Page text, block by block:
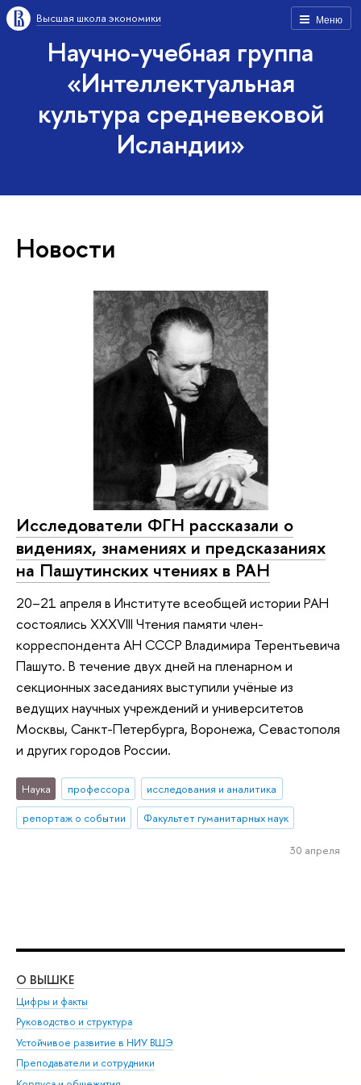
Меню
Высшая школа экономики
Научно-учебная группа
«Интеллектуальная
культура средневековой
Исландии»
Новости
Исследователи ФГН рассказали о
видениях, знамениях и предсказаниях
на Пашутинских чтениях в РАН
20–21 апреля в Институте всеобщей истории РАН
состоялись XXXVIII Чтения памяти член-
корреспондента АН СССР Владимира Терентьевича
Пашуто. В течение двух дней на пленарном и
секционных заседаниях выступили учёные из
ведущих научных учреждений и университетов
Москвы, Санкт-Петербурга, Воронежа, Севастополя
и других городов России.
Наука профессора
исследования и аналитика
репортаж о событии
Факультет гуманитарных наук
30 апреля
О ВЫШКЕ
Цифры и факты
Руководство и структура
Устойчивое развитие в НИУ ВШЭ
Преподаватели и сотрудники